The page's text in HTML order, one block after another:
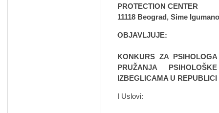
PROTECTION CENTER
11118 Beograd, Sime
OBJAVLJUJE:
KONKURS ZA
PRUŽANJA
IZBEGLICAMA U
I Uslovi: